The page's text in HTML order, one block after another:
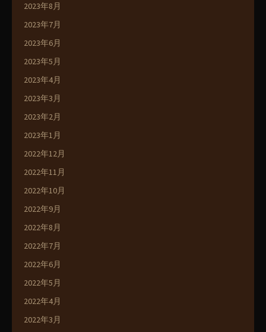
2023年8月
2023年7月
2023年6月
2023年5月
2023年4月
2023年3月
2023年2月
2023年1月
2022年12月
2022年11月
2022年10月
2022年9月
2022年8月
2022年7月
2022年6月
2022年5月
2022年4月
2022年3月